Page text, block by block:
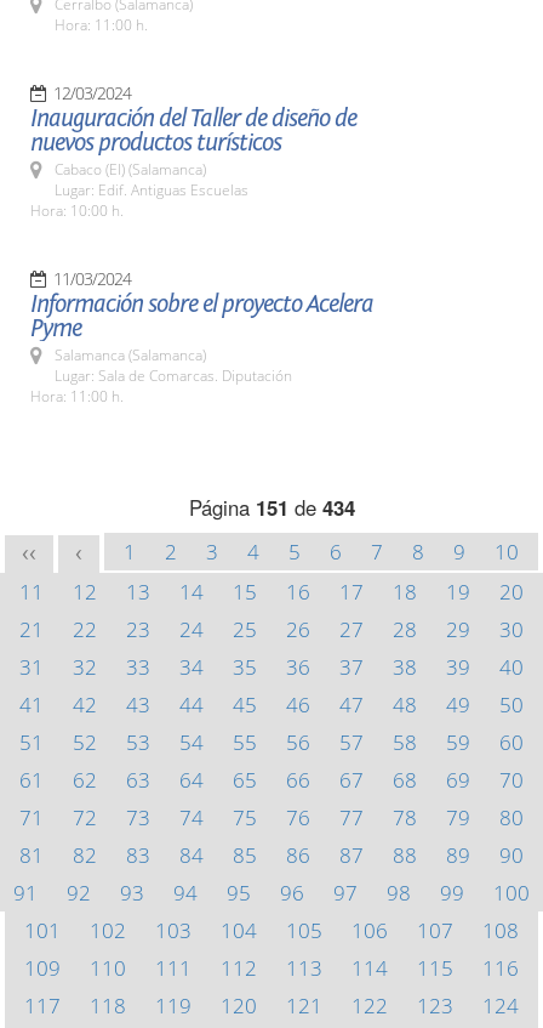
Cerralbo (Salamanca)
Hora: 11:00 h.
12/03/2024
Inauguración del Taller de diseño de
nuevos productos turísticos
Cabaco (El) (Salamanca)
Lugar: Edif. Antiguas Escuelas
Hora: 10:00 h.
11/03/2024
Información sobre el proyecto Acelera
Pyme
Salamanca (Salamanca)
Lugar: Sala de Comarcas. Diputación
Hora: 11:00 h.
Página 151 de 434
<< < 1 2 3 4 5 6 7 8 9
10
11
12 13 14 15 16 17 18 19
20
21
22 23 24 25 26 27 28 29
30
31
32 33 34 35 36 37 38 39
40
41
42 43 44 45 46 47 48 49
50
51
52 53 54 55 56 57 58 59
60
61
62 63 64 65 66 67 68 69
70
71
72 73 74 75 76 77 78 79
80
81
82 83 84 85 86 87 88 89
90
91
92 93 94 95 96 97 98 99
100
101
102 103 104 105 106 107
108
109
110 111 112 113 114 115
116
117
118 119 120 121 122 123
124